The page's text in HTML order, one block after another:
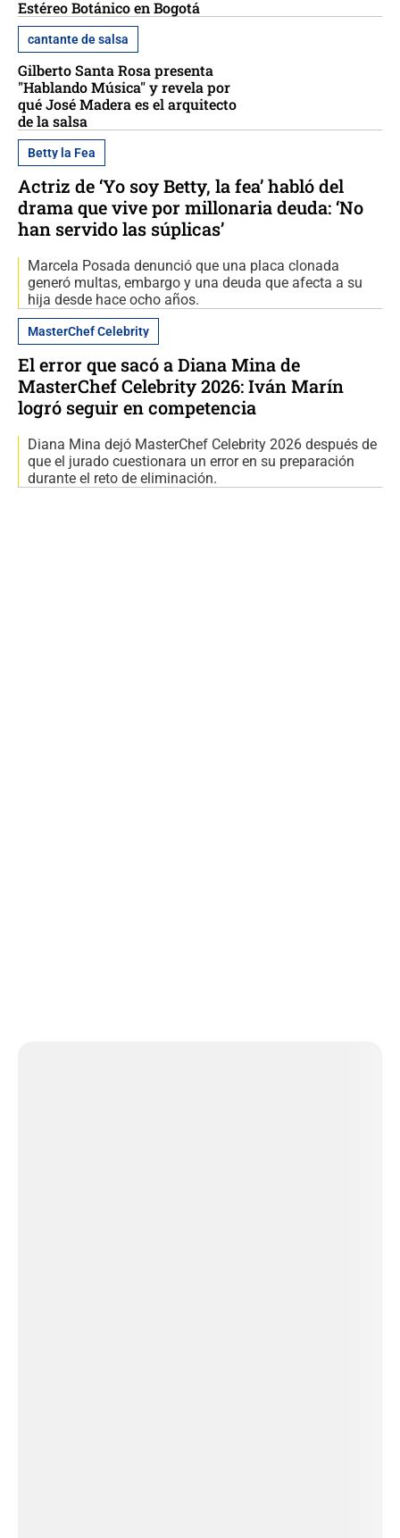
Estéreo Botánico en Bogotá
cantante de salsa
Gilberto Santa Rosa presenta
"Hablando Música" y revela por
qué José Madera es el arquitecto
de la salsa
Betty la Fea
Actriz de ‘Yo soy Betty, la fea’ habló del
drama que vive por millonaria deuda: ‘No
han servido las súplicas’
Marcela Posada denunció que una placa clonada
generó multas, embargo y una deuda que afecta a su
hija desde hace ocho años.
MasterChef Celebrity
El error que sacó a Diana Mina de
MasterChef Celebrity 2026: Iván Marín
logró seguir en competencia
Diana Mina dejó MasterChef Celebrity 2026 después de
que el jurado cuestionara un error en su preparación
durante el reto de eliminación.